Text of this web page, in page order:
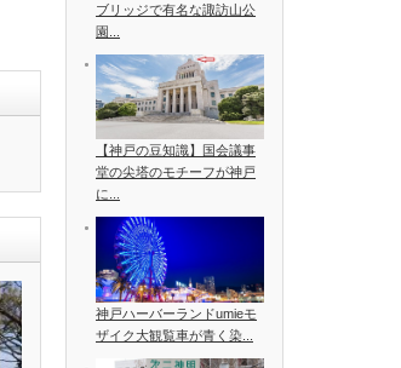
ブリッジで有名な諏訪山公
園...
【神戸の豆知識】国会議事
堂の尖塔のモチーフが神戸
に...
神戸ハーバーランドumieモ
ザイク大観覧車が青く染...